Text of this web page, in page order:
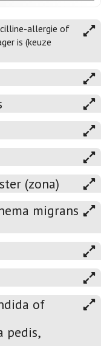
allergie of
is (keuze
(zona)
migrans
of
pedis,